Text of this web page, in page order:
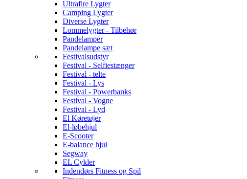
Ultrafire Lygter
Camping Lygter
Diverse Lygter
Lommelygter - Tilbehør
Pandelamper
Pandelampe sæt
Festivalsudstyr
Festival - Selfiestænger
Festival - telte
Festival - Lys
Festival - Powerbanks
Festival - Vogne
Festival - Lyd
El Køretøjer
El-løbehjul
E-Scooter
E-balance hjul
Segway
EL Cykler
Indendørs Fitness og Spil